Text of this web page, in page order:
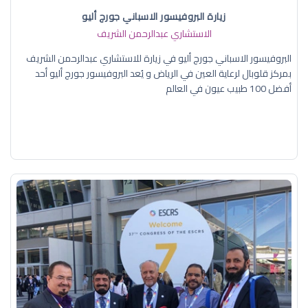
زيارة البروفيسور الاسباني جورج أليو
الاستشاري عبدالرحمن الشريف
البروفيسور الاسباني جورج أليو في زيارة للاستشاري عبدالرحمن الشريف
بمركز قلوبال لرعاية العين في الرياض و يُعد البروفيسور جورج أليو أحد
أفضل 100 طبيب عيون في العالم